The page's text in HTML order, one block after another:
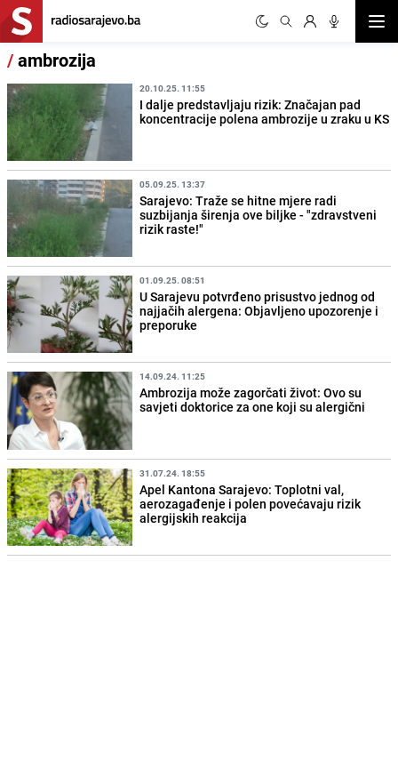
/ambrozija
20.10.25. 11:55
I dalje predstavljaju rizik: Značajan pad
koncentracije polena ambrozije u zraku u KS
05.09.25. 13:37
Sarajevo: Traže se hitne mjere radi
suzbijanja širenja ove biljke - "zdravstveni
rizik raste!"
01.09.25. 08:51
U Sarajevu potvrđeno prisustvo jednog od
najjačih alergena: Objavljeno upozorenje i
preporuke
14.09.24. 11:25
Ambrozija može zagorčati život: Ovo su
savjeti doktorice za one koji su alergični
31.07.24. 18:55
Apel Kantona Sarajevo: Toplotni val,
aerozagađenje i polen povećavaju rizik
alergijskih reakcija